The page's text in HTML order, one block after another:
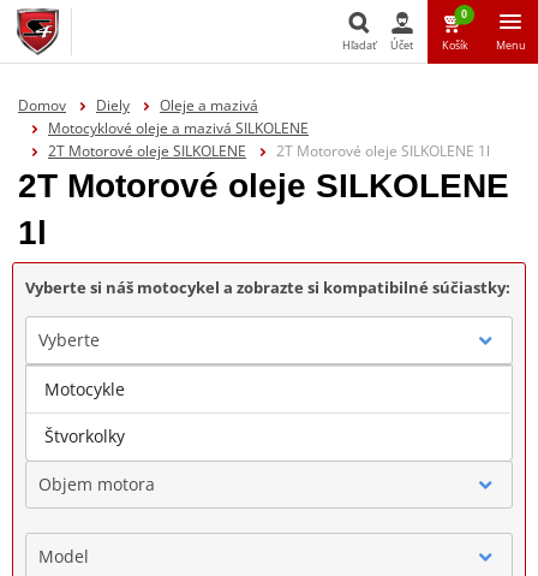
Hľadať Účet
0
Košík Menu
Domov Diely
Oleje a mazivá
Motocyklové oleje a mazivá SILKOLENE
2T Motorové oleje SILKOLENE
2T Motorové oleje SILKOLENE 1l
2T Motorové oleje SILKOLENE
1l
Vyberte si náš motocykel a zobrazte si kompatibilné súčiastky:
Vyberte
Značka
Objem motora
Model
Motocykle
Štvorkolky